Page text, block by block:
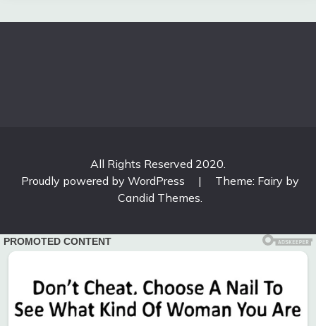
All Rights Reserved 2020.
Proudly powered by WordPress
|
Theme: Fairy by
Candid Themes